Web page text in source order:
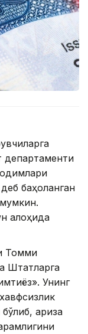
департаменти
баҳоланган
алоҳида
Томми
Штатларга
Унинг
бўлиб, ариза